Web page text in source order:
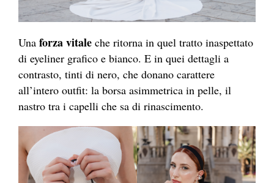
Una forza vitale che ritorna in quel tratto inaspettato
di eyeliner grafico e bianco. E in quei dettagli a
contrasto, tinti di nero, che donano carattere
all’intero outfit: la borsa asimmetrica in pelle, il
nastro tra i capelli che sa di rinascimento.